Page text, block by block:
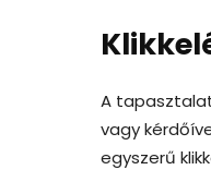
A
vagy
egyszerű